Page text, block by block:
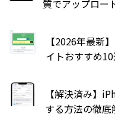
質でアップロー
【2026年最新
イトおすすめ
【解決済み】
する方法の徹底